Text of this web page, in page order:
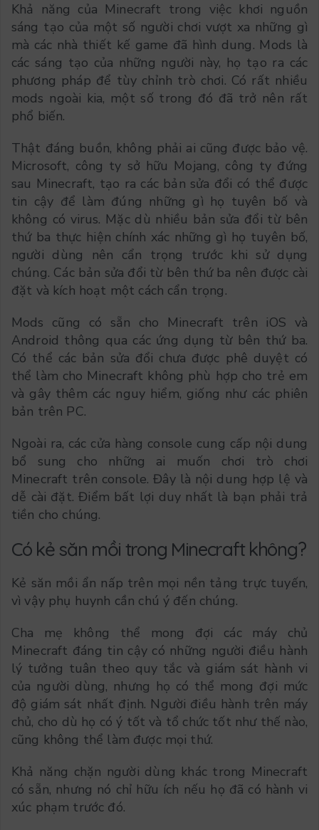
Khả năng của Minecraft trong việc khơi nguồn
sáng tạo của một số người chơi vượt xa những gì
mà các nhà thiết kế game đã hình dung. Mods là
các sáng tạo của những người này, họ tạo ra các
phương pháp để tùy chỉnh trò chơi. Có rất nhiều
mods ngoài kia, một số trong đó đã trở nên rất
phổ biến.
Thật đáng buồn, không phải ai cũng được bảo vệ.
Microsoft, công ty sở hữu Mojang, công ty đứng
sau Minecraft, tạo ra các bản sửa đổi có thể được
tin cậy để làm đúng những gì họ tuyên bố và
không có virus. Mặc dù nhiều bản sửa đổi từ bên
thứ ba thực hiện chính xác những gì họ tuyên bố,
người dùng nên cẩn trọng trước khi sử dụng
chúng. Các bản sửa đổi từ bên thứ ba nên được cài
đặt và kích hoạt một cách cẩn trọng.
Mods cũng có sẵn cho Minecraft trên iOS và
Android thông qua các ứng dụng từ bên thứ ba.
Có thể các bản sửa đổi chưa được phê duyệt có
thể làm cho Minecraft không phù hợp cho trẻ em
và gây thêm các nguy hiểm, giống như các phiên
bản trên PC.
Ngoài ra, các cửa hàng console cung cấp nội dung
bổ sung cho những ai muốn chơi trò chơi
Minecraft trên console. Đây là nội dung hợp lệ và
dễ cài đặt. Điểm bất lợi duy nhất là bạn phải trả
tiền cho chúng.
Có kẻ săn mồi trong Minecraft không?
Kẻ săn mồi ẩn nấp trên mọi nền tảng trực tuyến,
vì vậy phụ huynh cần chú ý đến chúng.
Cha mẹ không thể mong đợi các máy chủ
Minecraft đáng tin cậy có những người điều hành
lý tưởng tuân theo quy tắc và giám sát hành vi
của người dùng, nhưng họ có thể mong đợi mức
độ giám sát nhất định. Người điều hành trên máy
chủ, cho dù họ có ý tốt và tổ chức tốt như thế nào,
cũng không thể làm được mọi thứ.
Khả năng chặn người dùng khác trong Minecraft
có sẵn, nhưng nó chỉ hữu ích nếu họ đã có hành vi
xúc phạm trước đó.